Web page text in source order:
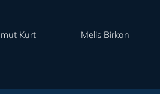
Kurt Melis Birkan